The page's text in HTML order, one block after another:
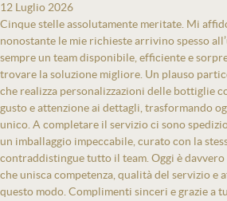
12 Luglio 2026
Cinque stelle assolutamente meritate. Mi
nonostante le mie richieste arrivino spesso
sempre un team disponibile, efficiente e
trovare la soluzione migliore. Un plauso
che realizza personalizzazioni delle bottiglie
gusto e attenzione ai dettagli, trasformando
unico. A completare il servizio ci sono
un imballaggio impeccabile, curato con la
contraddistingue tutto il team. Oggi è davvero
che unisca competenza, qualità del servizio e
questo modo. Complimenti sinceri e grazie a